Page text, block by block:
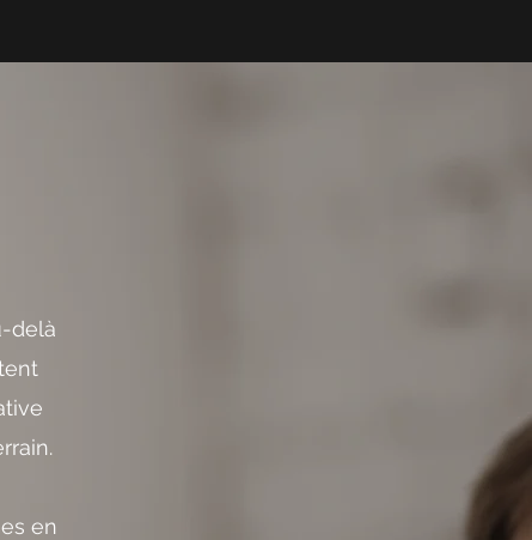
delà
en